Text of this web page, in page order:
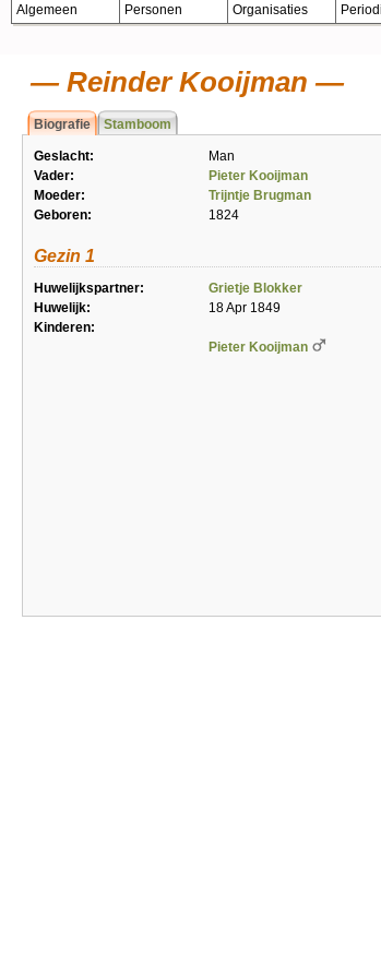
Algemeen Personen Organisaties
Reinder Kooijman
Biografie Stamboom
Geslacht:
Man
Vader:
Pieter Kooijman
Moeder:
Trijntje Brugman
Geboren:
1824
Gezin 1
Huwelijkspartner: Grietje Blokker
Huwelijk:
18 Apr 1849
Kinderen:
Pieter Kooijman